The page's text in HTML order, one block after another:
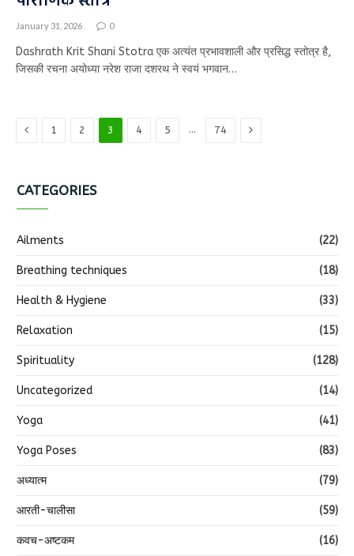
January 31, 2026 0
Dashrath Krit Shani Stotra एक अत्यंत प्रभावशाली और प्रसिद्ध स्तोत्र है,
जिसकी रचना अयोध्या नरेश राजा दशरथ ने स्वयं भगवान…
Previous
1 2 3 4 5 … 74 Next
CATEGORIES
Ailments (22)
Breathing techniques (18)
Health & Hygiene (33)
Relaxation (15)
Spirituality (128)
Uncategorized (14)
Yoga (41)
Yoga Poses (83)
अध्यात्म (79)
आरती-चालीसा (59)
कवच-अष्टकम (16)